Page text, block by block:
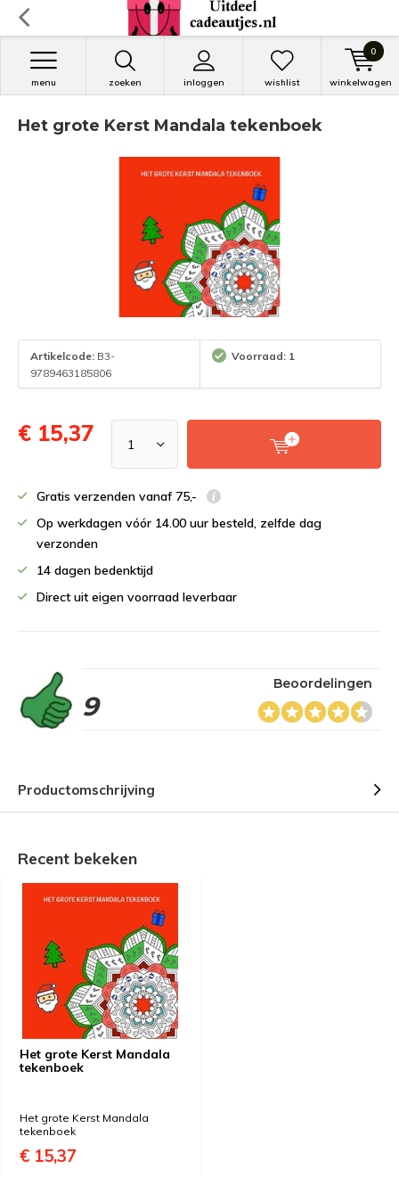
zoeken inloggen
menu wishlist winkelwagen
0
Het grote Kerst Mandala tekenboek
Artikelcode: B3-
9789463185806
Voorraad: 1
€ 15,37
Gratis verzenden vanaf 75,-
Op werkdagen vóór 14.00 uur besteld, zelfde dag
verzonden
14 dagen bedenktijd
Direct uit eigen voorraad leverbaar
9
Beoordelingen
Productomschrijving
Recent bekeken
Het grote Kerst Mandala
tekenboek
Het grote Kerst Mandala
tekenboek
€ 15,37